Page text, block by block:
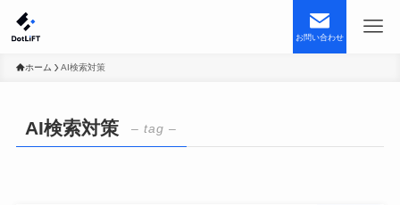
お問い合わせ
ホーム AI検索対策
AI検索対策 – tag –